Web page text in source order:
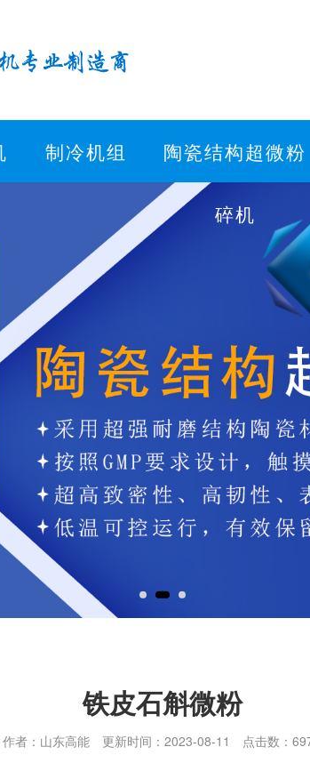
制冷机组 陶瓷结构超微粉
碎机
铁皮石斛微粉
作者：山东高能 更新时间：2023-08-11 点击数：